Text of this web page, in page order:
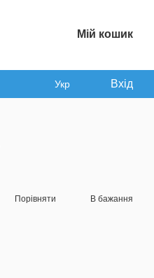
Мій кошик
Укр Вхід
Порівняти В бажання